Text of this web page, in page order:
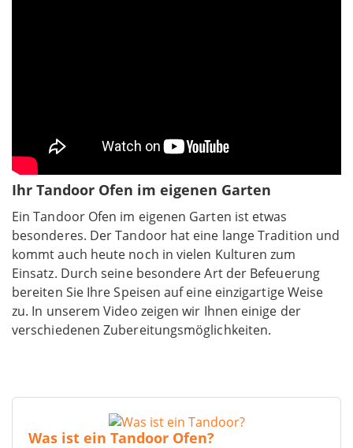
Ihr Tandoor Ofen im eigenen Garten
Ein Tandoor Ofen im eigenen Garten ist etwas
besonderes. Der Tandoor hat eine lange Tradition und
kommt auch heute noch in vielen Kulturen zum
Einsatz. Durch seine besondere Art der Befeuerung
bereiten Sie Ihre Speisen auf eine einzigartige Weise
zu. In unserem Video zeigen wir Ihnen einige der
verschiedenen Zubereitungsmöglichkeiten.
Was ist ein Tandoor Ofen?